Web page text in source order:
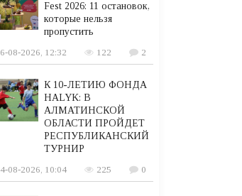
Fest 2026: 11 остановок,
которые нельзя
пропустить
6-08-2026, 12:32
122 2
К 10-ЛЕТИЮ ФОНДА
HALYK: В
АЛМАТИНСКОЙ
ОБЛАСТИ ПРОЙДЕТ
РЕСПУБЛИКАНСКИЙ
ТУРНИР
4-08-2026, 10:04
225 0